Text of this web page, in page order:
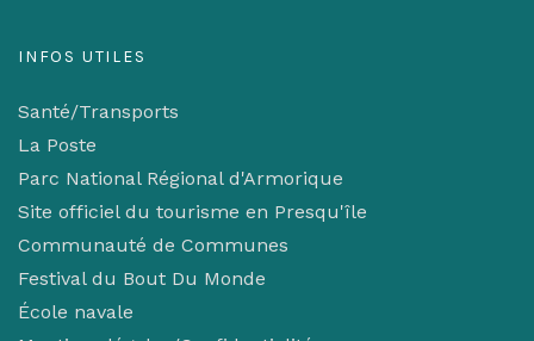
INFOS UTILES
Santé/Transports
La Poste
Parc National Régional d'Armorique
Site officiel du tourisme en Presqu'île
Communauté de Communes
Festival du Bout Du Monde
École navale